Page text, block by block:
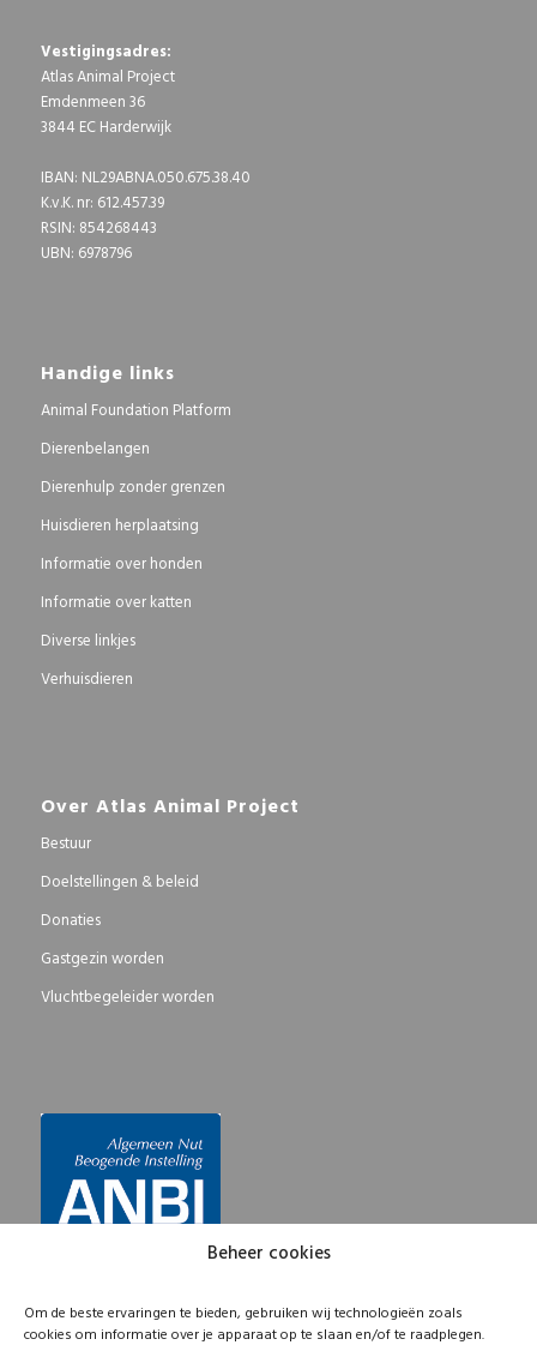
Beheer cookies
Om de beste ervaringen te bieden, gebruiken wij technologieën zoals
cookies om informatie over je apparaat op te slaan en/of te raadplegen.
Vestigingsadres:
Atlas Animal Project
Emdenmeen 36
3844 EC Harderwijk
IBAN: NL29ABNA.050.675.38.40
K.v.K. nr: 612.457.39
RSIN: 854268443
UBN: 6978796
Handige links
Animal Foundation Platform
Dierenbelangen
Dierenhulp zonder grenzen
Huisdieren herplaatsing
Informatie over honden
Informatie over katten
Diverse linkjes
Verhuisdieren
Over Atlas Animal Project
Bestuur
Doelstellingen & beleid
Donaties
Gastgezin worden
Vluchtbegeleider worden